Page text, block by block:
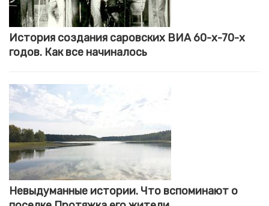
История создания саровских ВИА 60-х-70-х
годов. Как все начиналось
Невыдуманные истории. Что вспоминают о